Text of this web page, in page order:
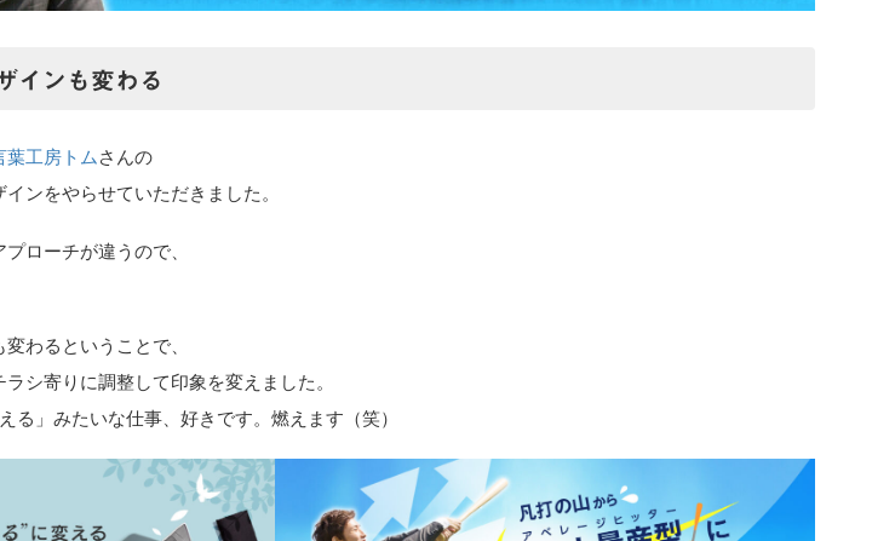
インも変わる
葉工房トム さんの
ンをやらせていただきました。
ローチが違うので、
わるということで、
シ寄りに調整して印象を変えました。
る」みたいな仕事、好きです。燃えます（笑）